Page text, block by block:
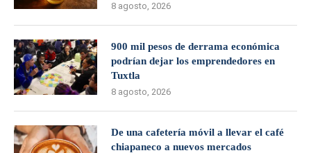
8 agosto, 2026
900 mil pesos de derrama económica
podrían dejar los emprendedores en
Tuxtla
8 agosto, 2026
De una cafetería móvil a llevar el café
chiapaneco a nuevos mercados